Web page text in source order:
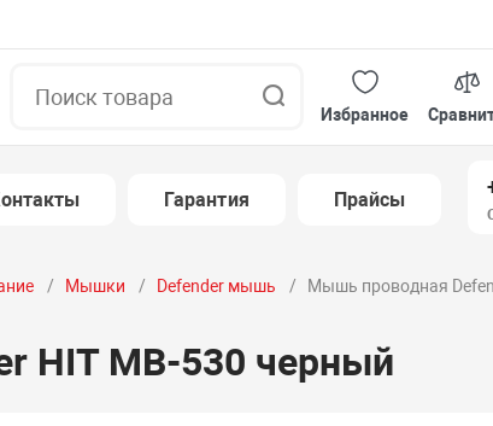
Избранное
Гарантия Прайсы
Мышки Defender мышь
Мышь проводная
HIT MB-530 черный